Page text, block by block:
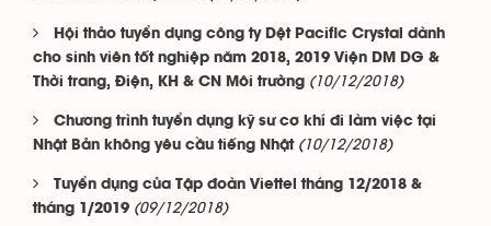
Hội thảo tuyển dụng công ty Dệt Pacific Crystal dành
cho sinh viên tốt nghiệp năm 2018, 2019 Viện DM DG &
Thời trang, Điện, KH & CN Môi trường (10/12/2018)
Chương trình tuyển dụng kỹ sư cơ khí đi làm việc tại
Nhật Bản không yêu cầu tiếng Nhật (10/12/2018)
Tuyển dụng của Tập đoàn Viettel tháng 12/2018 &
tháng 1/2019 (09/12/2018)